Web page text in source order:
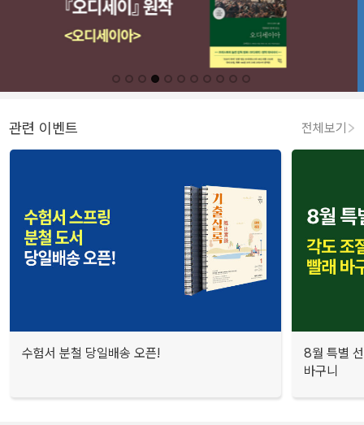
관련 이벤트 전체보기
수험서 분철 당일배송 오픈!
8월 특별
바구니